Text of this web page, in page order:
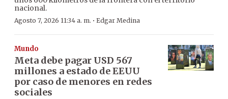
nacional.
Agosto 7, 2026 11:34 a. m. · Edgar Medina
Mundo
Meta debe pagar USD 567
millones a estado de EEUU
por caso de menores en redes
sociales